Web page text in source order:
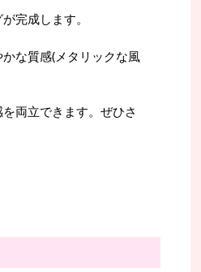
完成します。
な質感(メタリックな風
両立できます。ぜひさ